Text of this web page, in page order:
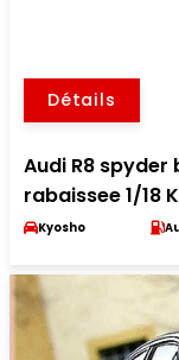
Détails
Audi R8 spyder
rabaissee 1/18
Kyosho